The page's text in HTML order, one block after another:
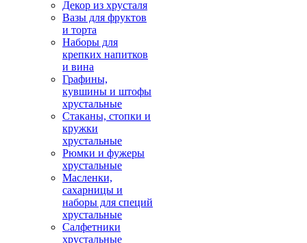
Декор из хрусталя
Вазы для фруктов
и торта
Наборы для
крепких напитков
и вина
Графины,
кувшины и штофы
хрустальные
Стаканы, стопки и
кружки
хрустальные
Рюмки и фужеры
хрустальные
Масленки,
сахарницы и
наборы для специй
хрустальные
Салфетники
хрустальные